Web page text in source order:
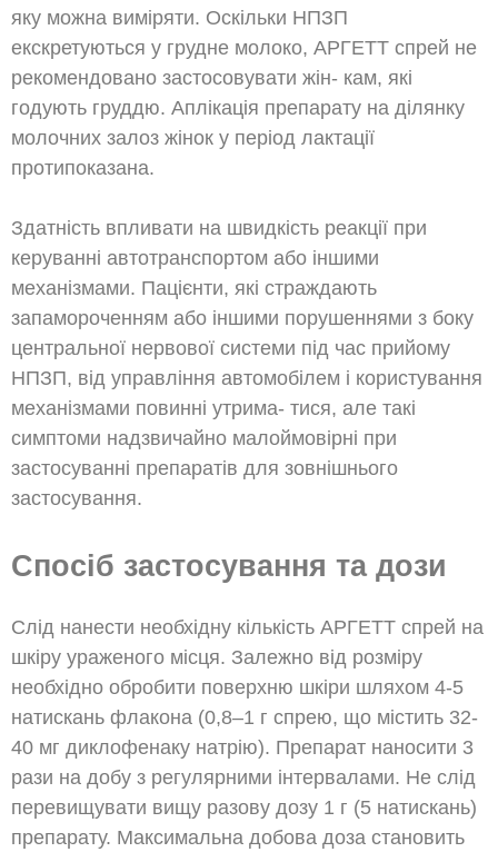
яку можна виміряти. Оскільки НПЗП
екскретуються у грудне молоко, АРГЕТТ спрей не
рекомендовано застосовувати жін- кам, які
годують груддю. Аплікація препарату на ділянку
молочних залоз жінок у період лактації
протипоказана.
Здатність впливати на швидкість реакції при
керуванні автотранспортом або іншими
механізмами. Пацієнти, які страждають
запамороченням або іншими порушеннями з боку
центральної нервової системи під час прийому
НПЗП, від управління автомобілем і користування
механізмами повинні утрима- тися, але такі
симптоми надзвичайно малоймовірні при
застосуванні препаратів для зовнішнього
застосування.
Спосіб застосування та дози
Слід нанести необхідну кількість АРГЕТТ спрей на
шкіру ураженого місця. Залежно від розміру
необхідно обробити поверхню шкіри шляхом 4-5
натискань флакона (0,8–1 г спрею, що містить 32-
40 мг диклофенаку натрію). Препарат наносити 3
рази на добу з регулярними інтервалами. Не слід
перевищувати вищу разову дозу 1 г (5 натискань)
препарату. Максимальна добова доза становить